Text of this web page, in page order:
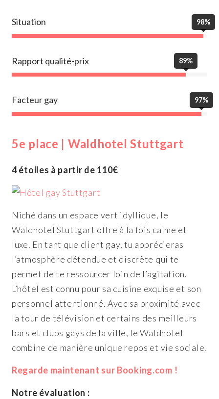
Situation 98%
Rapport qualité-prix 89%
Facteur gay 97%
5e place | Waldhotel Stuttgart
4 étoiles à partir de 110€
Niché dans un espace vert idyllique, le
Waldhotel Stuttgart offre à la fois calme et
luxe. En tant que client gay, tu apprécieras
l’atmosphère détendue et discrète qui te
permet de te ressourcer loin de l’agitation.
L’hôtel est connu pour sa cuisine exquise et son
personnel attentionné. Avec sa proximité avec
la tour de télévision et certains des meilleurs
bars et clubs gays de la ville, le Waldhotel
combine de manière unique repos et vie sociale.
Regarde maintenant sur Booking.com !
Notre évaluation :